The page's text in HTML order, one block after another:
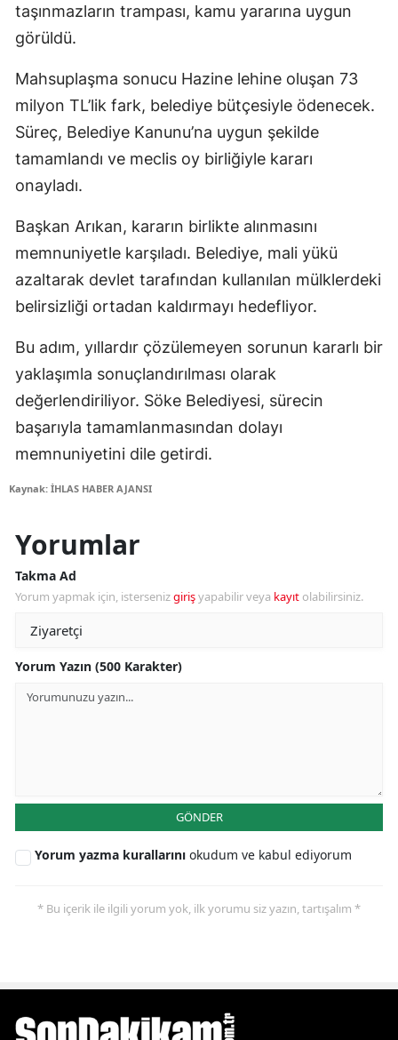
taşınmazların trampası, kamu yararına uygun
görüldü.
Mahsuplaşma sonucu Hazine lehine oluşan 73
milyon TL’lik fark, belediye bütçesiyle ödenecek.
Süreç, Belediye Kanunu’na uygun şekilde
tamamlandı ve meclis oy birliğiyle kararı
onayladı.
Başkan Arıkan, kararın birlikte alınmasını
memnuniyetle karşıladı. Belediye, mali yükü
azaltarak devlet tarafından kullanılan mülklerdeki
belirsizliği ortadan kaldırmayı hedefliyor.
Bu adım, yıllardır çözülemeyen sorunun kararlı bir
yaklaşımla sonuçlandırılması olarak
değerlendiriliyor. Söke Belediyesi, sürecin
başarıyla tamamlanmasından dolayı
memnuniyetini dile getirdi.
Kaynak: İHLAS HABER AJANSI
Yorumlar
Takma Ad
Yorum yapmak için, istersenizgirişyapabilir veya kayıt olabilirsiniz.
Yorum Yazın (500 Karakter)
GÖNDER
Yorum yazma kurallarını okudum ve kabul ediyorum
* Bu içerik ile ilgili yorum yok, ilk yorumu siz yazın, tartışalım *